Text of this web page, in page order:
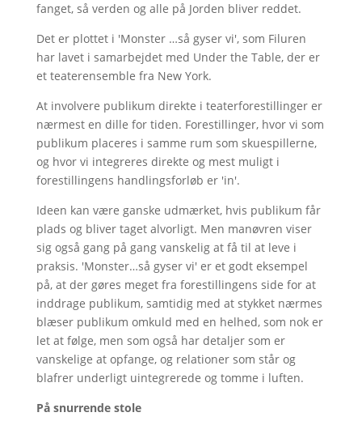
fanget, så verden og alle på Jorden bliver reddet.
Det er plottet i 'Monster …så gyser vi', som Filuren
har lavet i samarbejdet med Under the Table, der er
et teaterensemble fra New York.
At involvere publikum direkte i teaterforestillinger er
nærmest en dille for tiden. Forestillinger, hvor vi som
publikum placeres i samme rum som skuespillerne,
og hvor vi integreres direkte og mest muligt i
forestillingens handlingsforløb er 'in'.
Ideen kan være ganske udmærket, hvis publikum får
plads og bliver taget alvorligt. Men manøvren viser
sig også gang på gang vanskelig at få til at leve i
praksis. 'Monster…så gyser vi' er et godt eksempel
på, at der gøres meget fra forestillingens side for at
inddrage publikum, samtidig med at stykket nærmes
blæser publikum omkuld med en helhed, som nok er
let at følge, men som også har detaljer som er
vanskelige at opfange, og relationer som står og
blafrer underligt uintegrerede og tomme i luften.
På snurrende stole